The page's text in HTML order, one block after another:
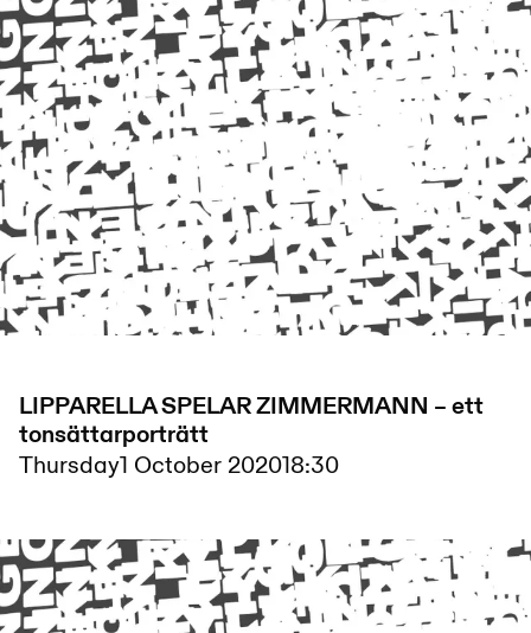
LIPPARELLA SPELAR ZIMMERMANN – ett
tonsättarporträtt
Thursday1 October 202018:30